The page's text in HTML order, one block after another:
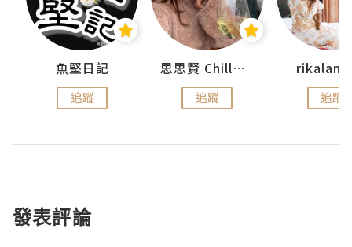
魚堅日記
追蹤
思思賢 ChillMyBabe
追蹤 追蹤
發表評論